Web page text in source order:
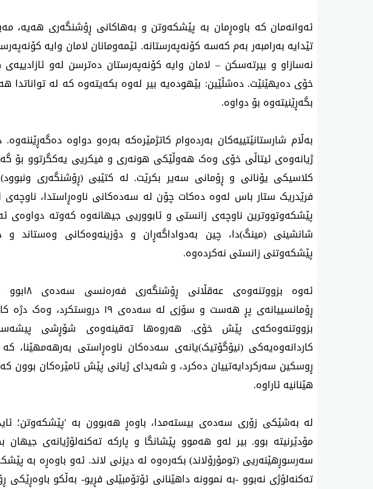
ئەوانەمان کە باوەڕمان بە پێشکەوتن و بەهاکانی ڕۆشنگەری هەیە،
تێدایە بەرامبەر بەم کەسە کۆنەپەرستانە. ئێمەومانان لامان وایە
نەسازاو و بیرتەسکن – لامان وایە کۆنەپەرستان دەترسن لەو
خۆی دەیھێنێت. دەشڵێین: بێهودەیە بیر لەوە بکەیتەوە کە لە تواناتدا
بگەڕێنیتەوە بۆ دواوە.
بەڵام شارستانێتییەکان بەردەوام کاتژمێرەکە بەرەو دواوە
ژیانەوەی ئیتاڵی خۆی وەک هەوڵێکی هونەری و فیکریی یەکگرتوو بۆ
کلاسیکی یۆنانی و ڕۆمانی سەیر بکرێت. لە کتێبی (ڕۆشنگەری
فرێدریک ستار باس لەوە دەکات چۆن لە سەدەکانی ناوەڕاستدا، ناوچەی
پێشکەوتووترین ناوچەی زانستی و ئابووریی جیهانەوە کەوتە دواوەی
شانشینی (مینگ)دا، چین بەدواداگەڕان و دۆزینەوەکانی
پێشکەوتنی زانستی نەکردەوە.
ئەوە
ڕۆمانسییانەی پڕ هەست و سۆزی لە سەدەی ١٩
کاردانەوەیەکی (نیۆگۆتیک)یانەی سەدەکان ناوەڕاستی
ڕوسکین سەرکردایەتییان دەکرد، و شەیدای ژیانی پێش ئامێرەکان
هێنانیە ئاراوە.
لە بەشێکی زۆری سەدەی بیستەمدا، باوەڕ هەبوون بە 'پێشکەوتن؛
مۆدێرنیتە بوو. بیر لەو هەموو پێشانگا و پارکە تەکنەلۆژیانەی جیهان
سەرسوڕهێنەریی (تومۆرۆلاند) بکەرەوە لە دیزنی لاند. ئەو باوەڕە بە
تەکنەلۆژی نەبوو -بە نموونە داهێنانی ئۆتۆمبێلی فڕیو- بەڵکو